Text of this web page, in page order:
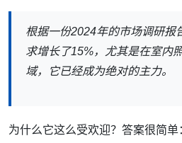
根据一份2024年的市场调研报
求增长了15%，尤其是在室内
域，它已经成为绝对的主力。
为什么它这么受欢迎？答案很简